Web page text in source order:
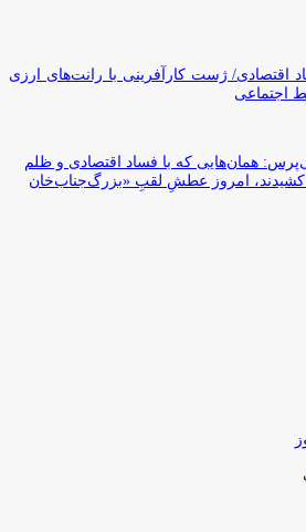
اقتصادی/ ژست کارآفرینی با رانت‌های ارزی
اجتماعی
همان‌هایی که با فساد اقتصادی و ظلم
امروز عطشِ لقبِ «بزرگ‌جناب‌خان